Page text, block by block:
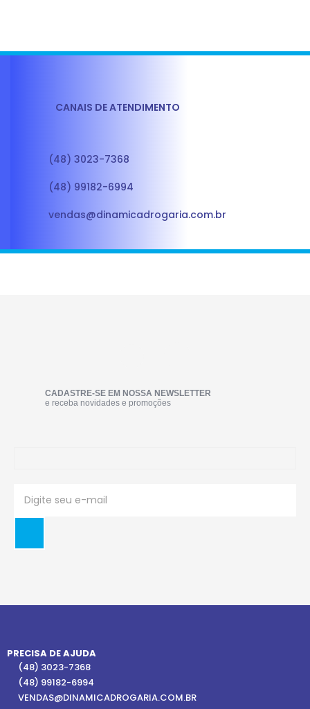
CANAIS DE ATENDIMENTO
(48) 3023-7368
(48) 99182-6994
vendas@dinamicadrogaria.com.br
CADASTRE-SE EM NOSSA NEWSLETTER
e receba novidades e promoções
PRECISA DE AJUDA
(48) 3023-7368
(48) 99182-6994
VENDAS@DINAMICADROGARIA.COM.BR